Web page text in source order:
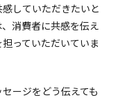
していただきたいと
消費者に共感を伝え
っていただいていま
ージをどう伝えても